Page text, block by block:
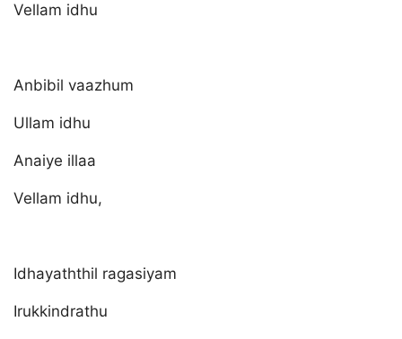
Vellam idhu
Anbibil vaazhum
Ullam idhu
Anaiye illaa
Vellam idhu,
Idhayaththil ragasiyam
Irukkindrathu